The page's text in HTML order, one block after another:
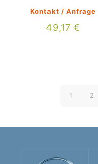
Kontakt / Anfrage
49,17 €
1 2